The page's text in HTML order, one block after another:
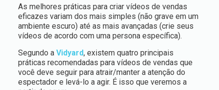
As melhores práticas para criar vídeos de vendas
eficazes variam dos mais simples (não grave em um
ambiente escuro) até as mais avançadas (crie seus
vídeos de acordo com uma persona específica).
Segundo a Vidyard, existem quatro principais
práticas recomendadas para vídeos de vendas que
você deve seguir para atrair/manter a atenção do
espectador e levá-lo a agir. É isso que veremos a